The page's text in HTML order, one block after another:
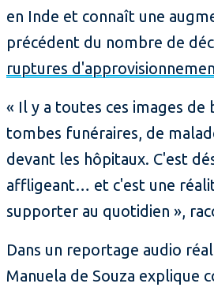
en Inde et connaît une
précédent du nombre de
ruptures
« Il y a toutes ces images de
tombes funéraires, de
devant les hôpitaux. C'est
affligeant… et c'est une
supporter au quotidien »,
Dans un reportage audio
Manuela de Souza explique